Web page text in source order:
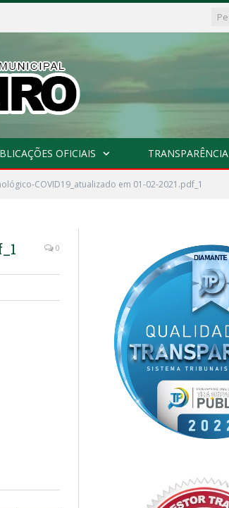
OFICIAIS TRANSPARÊNCIA
COVID19_atualizado em 01-02-2021.pdf_1
0